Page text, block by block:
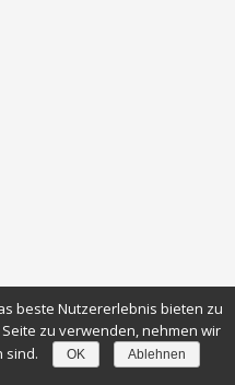
beste Nutzererlebnis bieten zu
zu verwenden, nehmen wir
sind.
OK Ablehnen